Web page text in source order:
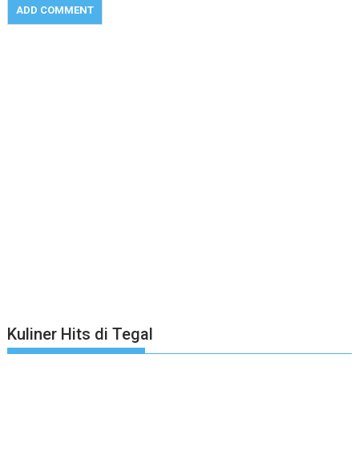
Kuliner Hits di Tegal